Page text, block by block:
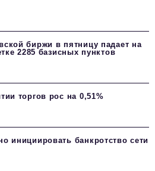
биржи в пятницу падает на
2285 базисных пунктов
торгов рос на 0,51%
инициировать банкротство сети